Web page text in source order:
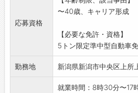
2t平ボディー車を使用し
いただきます。1日20件
※未経験の方でも丁寧に
してご応募ください
。
応募資格
〜40歳、キャリア形成
【必要な免許・資格】
5トン限定準中型自動車
勤務地 新潟県新潟市中央区上所
就業時間：8時30分〜17